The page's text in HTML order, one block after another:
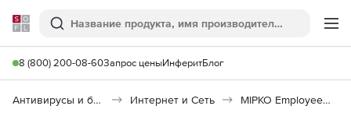
Softline
Поиск
8 (800) 200-08-60Запрос ценыИнферитБлог
Антивирусы и безопасность Интернет и Сеть MIPKO Employee Monitor